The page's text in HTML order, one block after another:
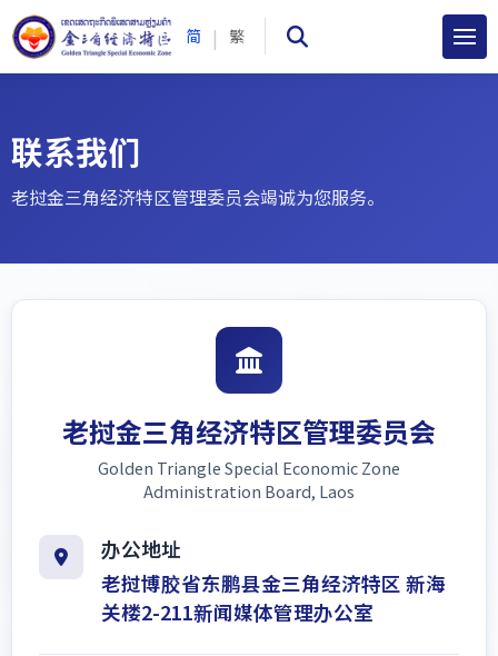
简 | 繁
联系我们
老挝金三角经济特区管理委员会竭诚为您服务。
老挝金三角经济特区管理委员会
Golden Triangle Special Economic Zone
Administration Board, Laos
办公地址
老挝博胶省东鹏县金三角经济特区 新海
关楼2-211新闻媒体管理办公室